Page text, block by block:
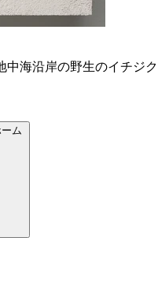
中海沿岸の野生のイチジク
ム